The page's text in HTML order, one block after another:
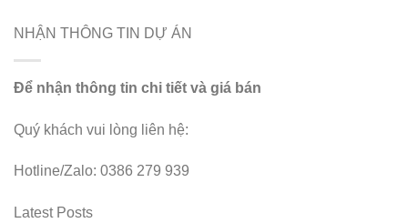
NHẬN THÔNG TIN DỰ ÁN
Để nhận thông tin chi tiết và giá bán
Quý khách vui lòng liên hệ:
Hotline/Zalo: 0386 279 939
Latest Posts